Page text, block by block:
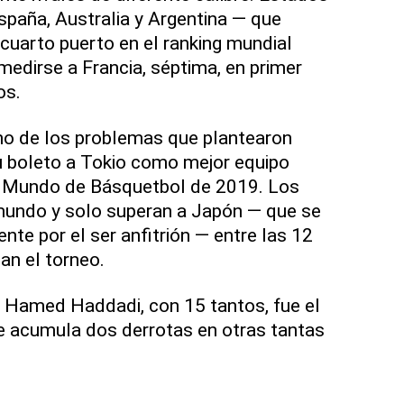
Australia y Argentina — que
puerto en el ranking mundial
a Francia, séptima, en primer
de los problemas que plantearon
a Tokio como mejor equipo
de Básquetbol de 2019. Los
y solo superan a Japón — que se
por el ser anfitrión — entre las 12
el torneo.
Haddadi, con 15 tantos, fue el
acumula dos derrotas en otras tantas